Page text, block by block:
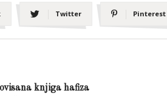
Twitter Pinterest
knjiga hafiza